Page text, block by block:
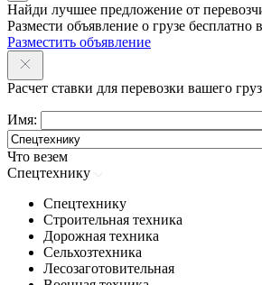
Найди лучшее предложение от
Размести объявление о грузе бесплатно
Разместить объявление
Расчет ставки для перевозки вашего
Имя:
Что везем
Спецтехнику
Спецтехнику
Строительная техника
Дорожная техника
Сельхозтехника
Лесозаготовительная